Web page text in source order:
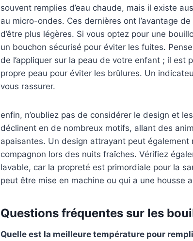
souvent remplies d’eau chaude, mais il existe
au micro-ondes. Ces dernières ont l’avantage
d’être plus légères. Si vous optez pour une
un bouchon sécurisé pour éviter les fuites.
de l’appliquer sur la peau de votre enfant ; il est
propre peau pour éviter les brûlures. Un
vous rassurer.
enfin, n’oubliez pas de considérer le design et
déclinent en de nombreux motifs, allant des
apaisantes. Un design attrayant peut
compagnon lors des nuits fraîches. Vérifiez
lavable, car la propreté est primordiale pour la
peut être mise en machine ou qui a une housse
Questions fréquentes sur les
Quelle est la meilleure température pour